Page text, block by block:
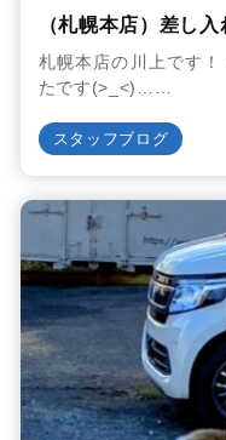
（札幌本店）差し
札幌本店の川上です
たです(>_<)……
スタッフブログ